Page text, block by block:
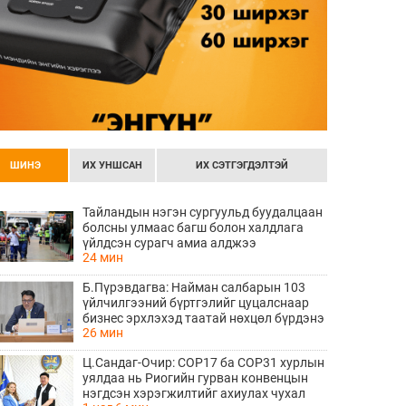
ШИНЭ ИХ УНШСАН ИХ СЭТГЭГДЭЛТЭЙ
Тайландын нэгэн сургуульд буудалцаан
болсны улмаас багш болон халдлага
үйлдсэн сурагч амиа алджээ
24 мин
Б.Пүрэвдагва: Найман салбарын 103
үйлчилгээний бүртгэлийг цуцалснаар
бизнес эрхлэхэд таатай нөхцөл бүрдэнэ
26 мин
Ц.Сандаг-Очир: COP17 ба COP31 хурлын
уялдаа нь Риогийн гурван конвенцын
нэгдсэн хэрэгжилтийг ахиулах чухал